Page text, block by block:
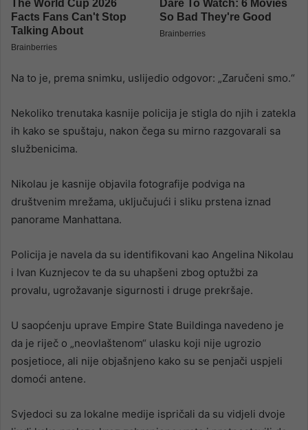
Na to je, prema snimku, uslijedio odgovor: „Zaručeni smo.“
Nekoliko trenutaka kasnije policija je stigla do njih i zatekla
ih kako se spuštaju, nakon čega su mirno razgovarali sa
službenicima.
Nikolau je kasnije objavila fotografije podviga na
društvenim mrežama, uključujući i sliku prstena iznad
panorame Manhattana.
Policija je navela da su identifikovani kao Angelina Nikolau
i Ivan Kuznjecov te da su uhapšeni zbog optužbi za
provalu, ugrožavanje sigurnosti i druge prekršaje.
U saopćenju uprave Empire State Buildinga navedeno je
da je riječ o „neovlaštenom“ ulasku koji nije ugrozio
posjetioce, ali nije objašnjeno kako su se penjači uspjeli
domoći antene.
Svjedoci su za lokalne medije ispričali da su vidjeli dvoje